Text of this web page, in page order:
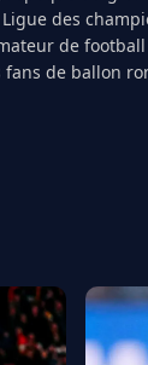
des
de
de ballon